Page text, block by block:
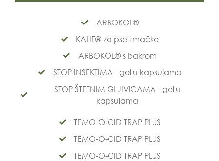
ARBOKOL®
KALIF® za pse i mačke
ARBOKOL® s bakrom
STOP INSEKTIMA - gel u kapsulama
STOP ŠTETNIM GLJIVICAMA - gel u
kapsulama
TEMO-O-CID TRAP PLUS
TEMO-O-CID TRAP PLUS
TEMO-O-CID TRAP PLUS